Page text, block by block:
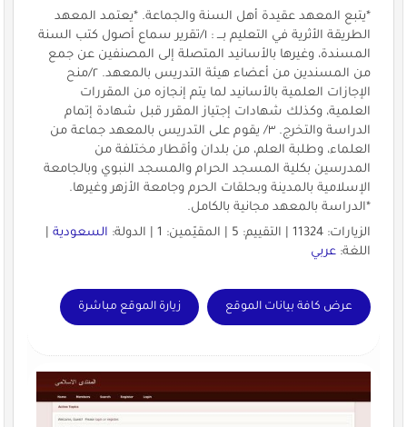
*يتبع المعهد عقيدة أهل السنة والجماعة. *يعتمد المعهد
الطريقة الأثرية في التعليم بـــ : ١/تقرير سماع أصول كتب السنة
المسندة، وغيرها بالأسانيد المتصلة إلى المصنفين عن جمع
من المسندين من أعضاء هيئة التدريس بالمعهد. ٢/منح
الإجازات العلمية بالأسانيد لما يتم إنجازه من المقررات
العلمية، وكذلك شهادات إجتياز المقرر قبل شهادة إتمام
الدراسة والتخرج. ٣/ يقوم على التدريس بالمعهد جماعة من
العلماء، وطلبة العلم، من بلدان وأقطار مختلفة من
المدرسين بكلية المسجد الحرام والمسجد النبوي وبالجامعة
الإسلامية بالمدينة وبحلقات الحرم وجامعة الأزهر وغيرها.
*الدراسة بالمعهد مجانية بالكامل.
الزيارات: 11324 | التقييم: 5 | المقيّمين: 1 | الدولة:
السعودية|
اللغة: عربي
عرض كافة بيانات الموقع زيارة الموقع مباشرة